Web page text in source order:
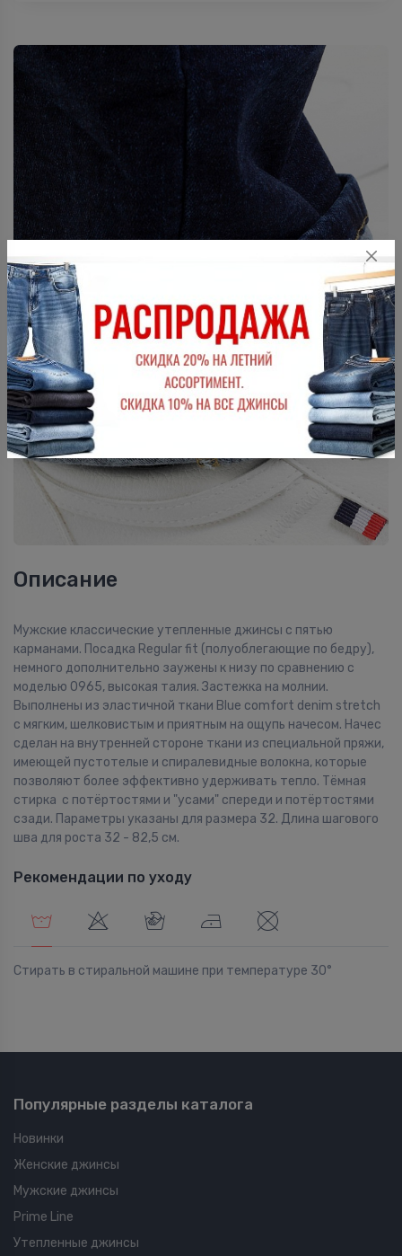
Описание
Мужские классические утепленные джинсы с пятью
карманами. Посадка Regular fit (полуоблегающие по бедру),
немного дополнительно заужены к низу по сравнению с
моделью 0965, высокая талия. Застежка на молнии.
Выполнены из эластичной ткани Blue comfort denim stretch
с мягким, шелковистым и приятным на ощупь начесом. Начес
сделан на внутренней стороне ткани из специальной пряжи,
имеющей пустотелые и спиралевидные волокна, которые
позволяют более эффективно удерживать тепло. Тёмная
стирка с потёртостями и "усами" спереди и потёртостями
сзади. Параметры указаны для размера 32. Длина шагового
шва для роста 32 - 82,5 см.
Рекомендации по уходу
Стирать в стиральной машине при температуре 30°
Популярные разделы каталога
Новинки
Женские джинсы
Мужские джинсы
Prime Line
Утепленные джинсы